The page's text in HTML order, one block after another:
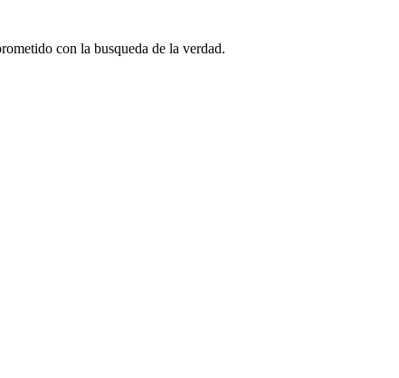
con la busqueda de la verdad.